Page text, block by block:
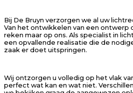
Bij De Bruyn verzorgen we al uw
Van het ontwikkelen van een ontwerp
reken maar op ons. Als specialist in
een opvallende realisatie die de
zaak er doet uitspringen.
Wij ontzorgen u volledig op het vlak
perfect wat kan en wat niet.